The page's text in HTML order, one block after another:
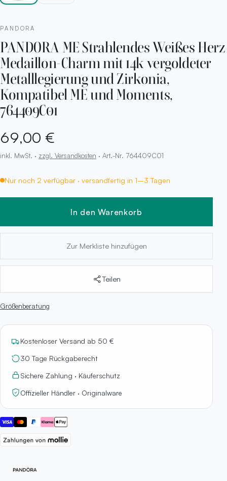
PANDORA
PANDORA ME Strahlendes Weißes Herz
Medaillon-Charm mit 14k vergoldeter
Metalllegierung und Zirkonia,
Kompatibel ME und Moments,
764409C01
69,00 €
inkl. MwSt. · zzgl. Versandkosten · Art.-Nr. 764409C01
Nur noch 2 verfügbar · versandfertig in 1–3 Tagen
In den Warenkorb
Zur Merkliste hinzufügen
Teilen
Größenberatung
Kostenloser Versand ab 50 €
30 Tage Rückgaberecht
Sichere Zahlung · Käuferschutz
Offizieller Händler · Originalware